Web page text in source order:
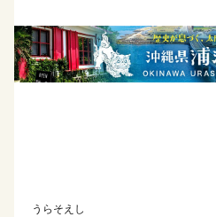
うらそえし